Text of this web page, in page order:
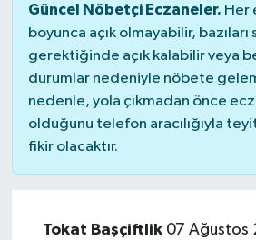
Güncel Nöbetçi Eczaneler. Her
boyunca açık olmayabilir, bazıları
gerektiğinde açık kalabilir veya
durumlar nedeniyle nöbete
nedenle, yola çıkmadan önce
olduğunu telefon aracılığıyla
fikir olacaktır.
Tokat Başçiftlik07 Ağustos